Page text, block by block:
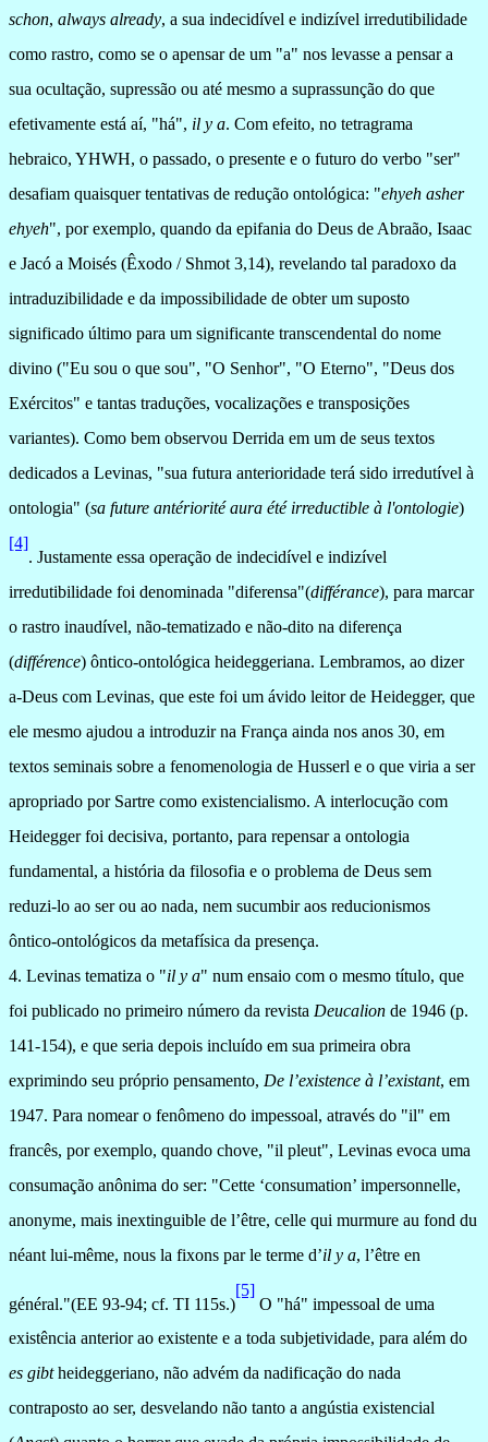
schon, always already, a sua indecidível e indizível irredutibilidade
como rastro, como se o apensar de um "a" nos levasse a pensar a
sua ocultação, supressão ou até mesmo a suprassunção do que
efetivamente está aí, "há", il y a. Com efeito, no tetragrama
hebraico, YHWH, o passado, o presente e o futuro do verbo "ser"
desafiam quaisquer tentativas de redução ontológica: "ehyeh asher
ehyeh", por exemplo, quando da epifania do Deus de Abraão, Isaac
e Jacó a Moisés (Êxodo / Shmot 3,14), revelando tal paradoxo da
intraduzibilidade e da impossibilidade de obter um suposto
significado último para um significante transcendental do nome
divino ("Eu sou o que sou", "O Senhor", "O Eterno", "Deus dos
Exércitos" e tantas traduções, vocalizações e transposições
variantes). Como bem observou Derrida em um de seus textos
dedicados a Levinas, "sua futura anterioridade terá sido irredutível à
ontologia" (sa future antériorité aura été irreductible à l'ontologie)
[4]
. Justamente essa operação de indecidível e indizível
irredutibilidade foi denominada "diferensa"(différance), para marcar
o rastro inaudível, não-tematizado e não-dito na diferença
(différence) ôntico-ontológica heideggeriana. Lembramos, ao dizer
a-Deus com Levinas, que este foi um ávido leitor de Heidegger, que
ele mesmo ajudou a introduzir na França ainda nos anos 30, em
textos seminais sobre a fenomenologia de Husserl e o que viria a ser
apropriado por Sartre como existencialismo. A interlocução com
Heidegger foi decisiva, portanto, para repensar a ontologia
fundamental, a história da filosofia e o problema de Deus sem
reduzi-lo ao ser ou ao nada, nem sucumbir aos reducionismos
ôntico-ontológicos da metafísica da presença.
4. Levinas tematiza o "il y a" num ensaio com o mesmo título, que
foi publicado no primeiro número da revista Deucalion de 1946 (p.
141-154), e que seria depois incluído em sua primeira obra
exprimindo seu próprio pensamento, De l’existence à l’existant, em
1947. Para nomear o fenômeno do impessoal, através do "il" em
francês, por exemplo, quando chove, "il pleut", Levinas evoca uma
consumação anônima do ser: "Cette ‘consumation’ impersonnelle,
anonyme, mais inextinguible de l’être, celle qui murmure au fond du
néant lui-même, nous la fixons par le terme d’il y a, l’être en
général."(EE 93-94; cf. TI 115s.)
[5]
O "há" impessoal de uma
existência anterior ao existente e a toda subjetividade, para além do
es gibtheideggeriano, não advém da nadificação do nada
contraposto ao ser, desvelando não tanto a angústia existencial